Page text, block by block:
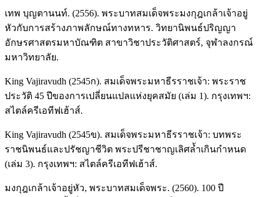
เทพ บุญตานนท์. (2556). พระบาทสมเด็จพระมงกุฎเกล้าเจ้าอยู่
หัวกับการสร้างภาพลักษณ์ทางทหาร. วิทยานิพนธ์ปริญญา
อักษรศาสตรมหาบัณฑิต สาขาวิชาประวัติศาสตร์, จุฬาลงกรณ์
มหาวิทยาลัย.
King Vajiravudh (2545ก). สมเด็จพระมหาธีรราชเจ้า: พระราช
ประวัติ 45 ปีของการเปลี่ยนแปลแห่งยุคสมัย (เล่ม 1). กรุงเทพฯ:
สไตล์ครีเอทีฟเฮ้าส์.
King Vajiravudh (2545ข). สมเด็จพระมหาธีรราชเจ้า: บทพระ
ราชนิพนธ์และปรัชญาชีวิต พระปรีชาชาญเลิศล้ำเกินกำหนด
(เล่ม 3). กรุงเทพฯ: สไตล์ครีเอทีฟเฮ้าส์.
มงกุฎเกล้าเจ้าอยู่หัว, พระบาทสมเด็จพระ. (2560). 100 ปี